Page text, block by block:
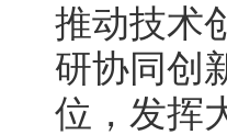
推动技术
研协同创
位，发挥